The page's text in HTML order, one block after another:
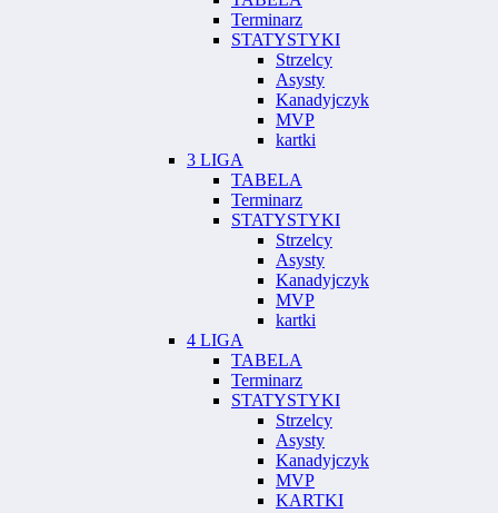
Terminarz
STATYSTYKI
Strzelcy
Asysty
Kanadyjczyk
MVP
kartki
3 LIGA
TABELA
Terminarz
STATYSTYKI
Strzelcy
Asysty
Kanadyjczyk
MVP
kartki
4 LIGA
TABELA
Terminarz
STATYSTYKI
Strzelcy
Asysty
Kanadyjczyk
MVP
KARTKI